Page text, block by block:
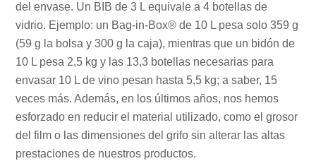
del envase. Un BIB de 3 L equivale a 4 botellas de
vidrio. Ejemplo: un Bag-in-Box® de 10 L pesa solo 359 g
(59 g la bolsa y 300 g la caja), mientras que un bidón de
10 L pesa 2,5 kg y las 13,3 botellas necesarias para
envasar 10 L de vino pesan hasta 5,5 kg; a saber, 15
veces más. Además, en los últimos años, nos hemos
esforzado en reducir el material utilizado, como el grosor
del film o las dimensiones del grifo sin alterar las altas
prestaciones de nuestros productos.